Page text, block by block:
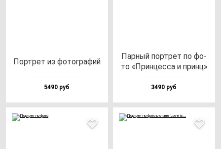
Пор­трет из фо­тог­ра­фий
5490 руб
Пар­ный пор­трет по фо­
то «Прин­цес­са и принц»
3490 руб